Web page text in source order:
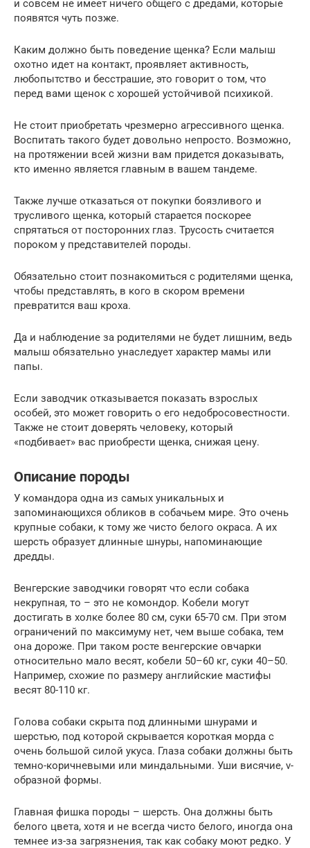
и совсем не имеет ничего общего с дредами, которые
появятся чуть позже.
Каким должно быть поведение щенка? Если малыш
охотно идет на контакт, проявляет активность,
любопытство и бесстрашие, это говорит о том, что
перед вами щенок с хорошей устойчивой психикой.
Не стоит приобретать чрезмерно агрессивного щенка.
Воспитать такого будет довольно непросто. Возможно,
на протяжении всей жизни вам придется доказывать,
кто именно является главным в вашем тандеме.
Также лучше отказаться от покупки боязливого и
трусливого щенка, который старается поскорее
спрятаться от посторонних глаз. Трусость считается
пороком у представителей породы.
Обязательно стоит познакомиться с родителями щенка,
чтобы представлять, в кого в скором времени
превратится ваш кроха.
Да и наблюдение за родителями не будет лишним, ведь
малыш обязательно унаследует характер мамы или
папы.
Если заводчик отказывается показать взрослых
особей, это может говорить о его недобросовестности.
Также не стоит доверять человеку, который
«подбивает» вас приобрести щенка, снижая цену.
Описание породы
У командора одна из самых уникальных и
запоминающихся обликов в собачьем мире. Это очень
крупные собаки, к тому же чисто белого окраса. А их
шерсть образует длинные шнуры, напоминающие
дредды.
Венгерские заводчики говорят что если собака
некрупная, то – это не комондор. Кобели могут
достигать в холке более 80 см, суки 65-70 см. При этом
ограничений по максимуму нет, чем выше собака, тем
она дороже. При таком росте венгерские овчарки
относительно мало весят, кобели 50–60 кг, суки 40–50.
Например, схожие по размеру английские мастифы
весят 80-110 кг.
Голова собаки скрыта под длинными шнурами и
шерстью, под которой скрывается короткая морда с
очень большой силой укуса. Глаза собаки должны быть
темно-коричневыми или миндальными. Уши висячие, v-
образной формы.
Главная фишка породы – шерсть. Она должны быть
белого цвета, хотя и не всегда чисто белого, иногда она
темнее из-за загрязнения, так как собаку моют редко. У